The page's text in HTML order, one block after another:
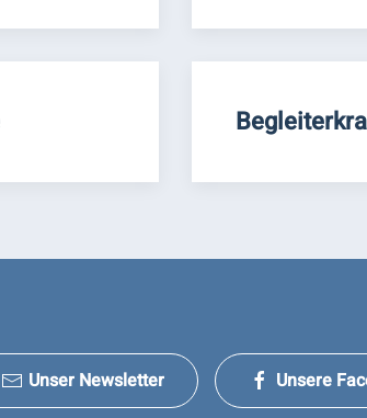
Unser Newsletter Unsere